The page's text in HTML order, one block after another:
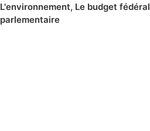
L'environnement, Le budget fédéral
parlementaire